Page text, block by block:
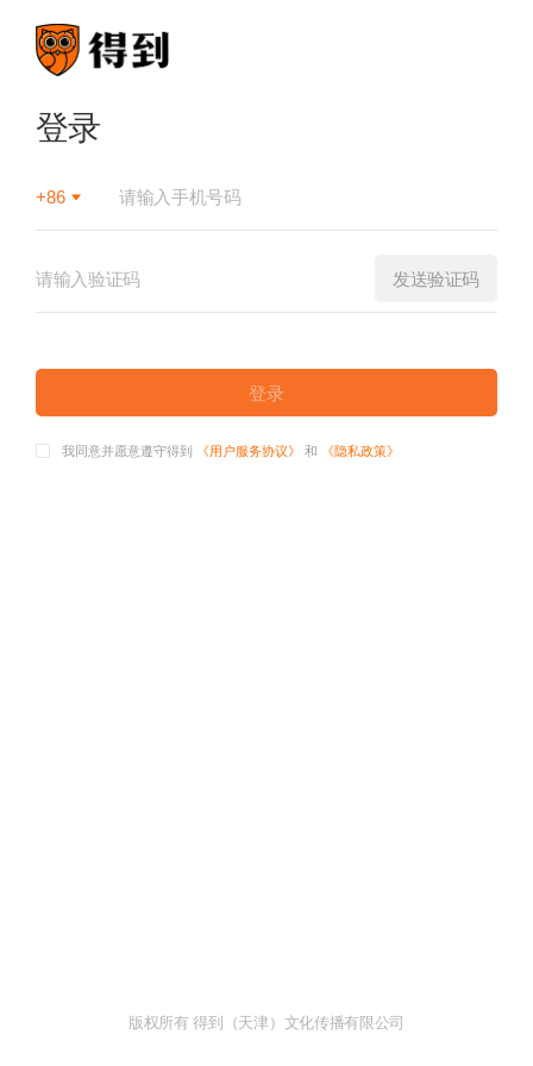
登录
+86
发送验证码
登录
我同意并愿意遵守得到 《用户服务协议》 和 《隐私政策》
版权所有 得到（天津）文化传播有限公司